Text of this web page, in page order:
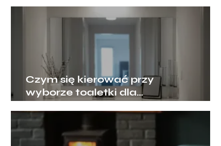
Czym się kierować przy
wyborze toaletki dla
dziewczyny, by mebel rósł
razem z jej potrzebami?